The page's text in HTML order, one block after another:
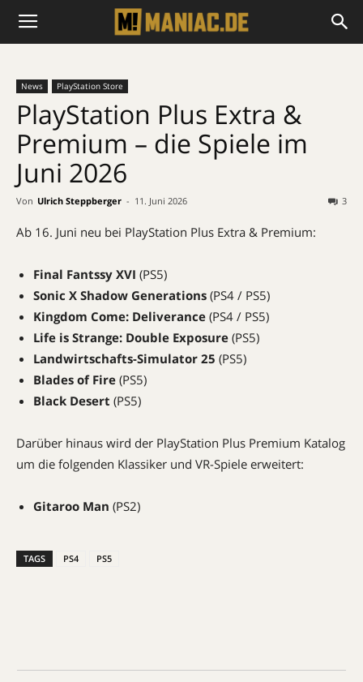
News PlayStation Store
PlayStation Plus Extra &
Premium – die Spiele im
Juni 2026
Von Ulrich Steppberger - 11. Juni 2026 3
Ab 16. Juni neu bei PlayStation Plus Extra & Premium:
Final Fantssy XVI (PS5)
Sonic X Shadow Generations (PS4 / PS5)
Kingdom Come: Deliverance (PS4 / PS5)
Life is Strange: Double Exposure (PS5)
Landwirtschafts-Simulator 25 (PS5)
Blades of Fire (PS5)
Black Desert (PS5)
Darüber hinaus wird der PlayStation Plus Premium Katalog
um die folgenden Klassiker und VR-Spiele erweitert:
Gitaroo Man (PS2)
TAGS PS4 PS5